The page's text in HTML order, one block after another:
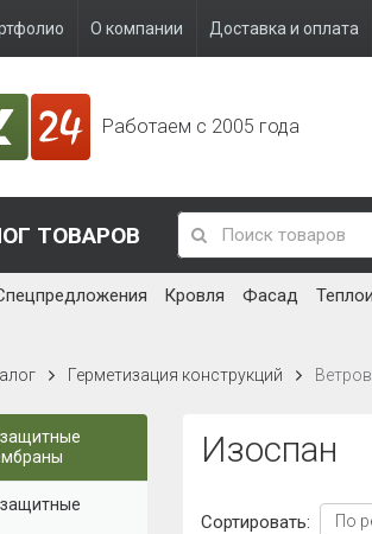
О компании Доставка и оплата
Работаем с 2005 года
ТОВАРОВ
Кровля Фасад
Герметизация конструкций
Изоспан
Сортировать: